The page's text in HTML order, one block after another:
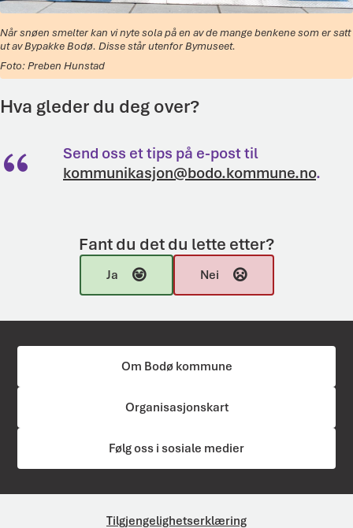
Når snøen smelter kan vi nyte sola på en av de mange benkene som er satt
ut av Bypakke Bodø. Disse står utenfor Bymuseet.
Preben Hunstad
Hva gleder du deg over?
Send oss et tips på e-post til
kommunikasjon@bodo.kommune.no.
Fant du det du lette etter?
Ja Nei
Om Bodø kommune
Organisasjonskart
Følg oss i sosiale medier
Tilgjengelighetserklæring